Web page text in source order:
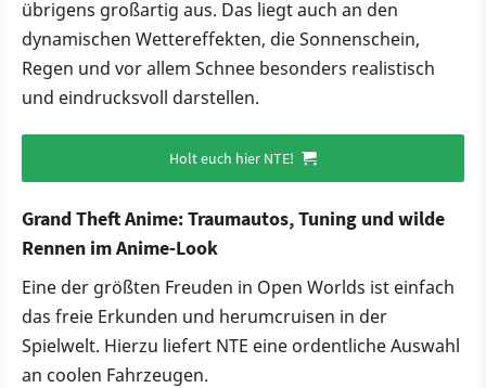
übrigens großartig aus. Das liegt auch an den
dynamischen Wettereffekten, die Sonnenschein,
Regen und vor allem Schnee besonders realistisch
und eindrucksvoll darstellen.
Holt euch hier NTE!
Grand Theft Anime: Traumautos, Tuning und wilde
Rennen im Anime-Look
Eine der größten Freuden in Open Worlds ist einfach
das freie Erkunden und herumcruisen in der
Spielwelt. Hierzu liefert NTE eine ordentliche Auswahl
an coolen Fahrzeugen.